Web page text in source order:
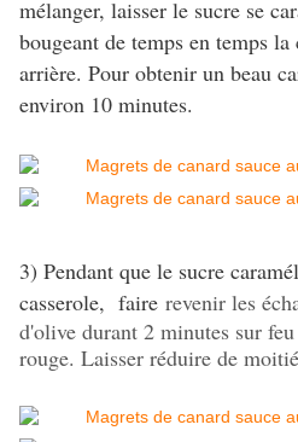
mélanger, laisser le sucre se
bougeant de temps en temps la
arrière. Pour obtenir un beau
environ 10 minutes.
3) Pendant que le sucre
casserole, faire revenir les
d'olive durant 2 minutes sur
rouge. Laisser réduire de